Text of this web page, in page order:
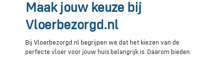
Maak jouw keuze bij
Vloerbezorgd.nl
Bij Vloerbezorgd.nl begrijpen we dat het kiezen van de
perfecte vloer voor jouw huis belangrijk is. Daarom bieden